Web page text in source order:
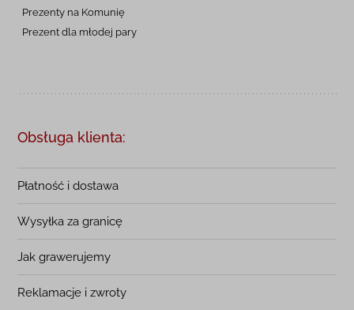
Prezenty na Komunię
Prezent dla młodej pary
Obsługa klienta:
Płatność i dostawa
Wysyłka za granicę
Jak grawerujemy
Reklamacje i zwroty